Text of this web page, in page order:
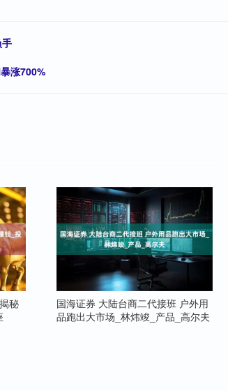
涨700%
秘
国海证券 大陆台商二代接班 户外用
品跑出大市场_林炜竣_产品_高尔夫